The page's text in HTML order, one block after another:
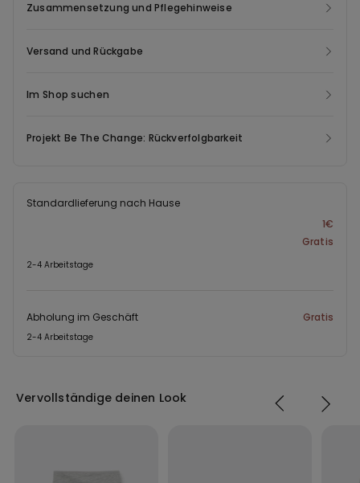
Zusammensetzung und Pflegehinweise
Versand und Rückgabe
Im Shop suchen
Projekt Be The Change: Rückverfolgbarkeit
Standardlieferung nach Hause
1€
Gratis
2-4 Arbeitstage
Abholung im Geschäft Gratis
2-4 Arbeitstage
Vervollständige deinen Look